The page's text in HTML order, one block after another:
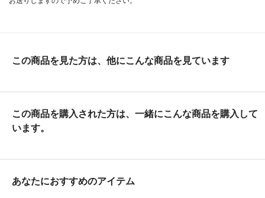
この商品を見た方は、他にこんな商品を見ています
この商品を購入された方は、一緒にこんな商品を購入して
います。
あなたにおすすめのアイテム